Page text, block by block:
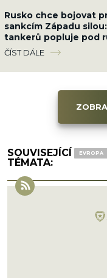
Rusko chce bojovat
sankcím Západu
tankerů popluje pod
vlajkou, chránit je
ozbrojenci
ČÍST DÁLE
SOUVISEJÍCÍ
TÉMATA:
EVROPA